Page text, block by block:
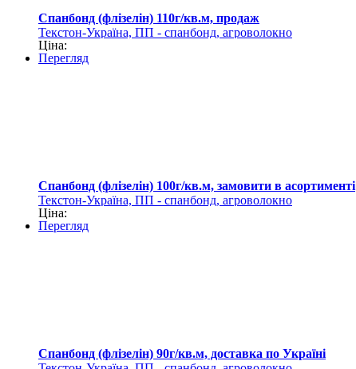
Спанбонд (флізелін) 110г/кв.м, продаж
Текстон-Україна, ПП - спанбонд, агроволокно
Ціна:
Перегляд
Спанбонд (флізелін) 100г/кв.м, замовити в асортименті
Текстон-Україна, ПП - спанбонд, агроволокно
Ціна:
Перегляд
Спанбонд (флізелін) 90г/кв.м, доставка по Україні